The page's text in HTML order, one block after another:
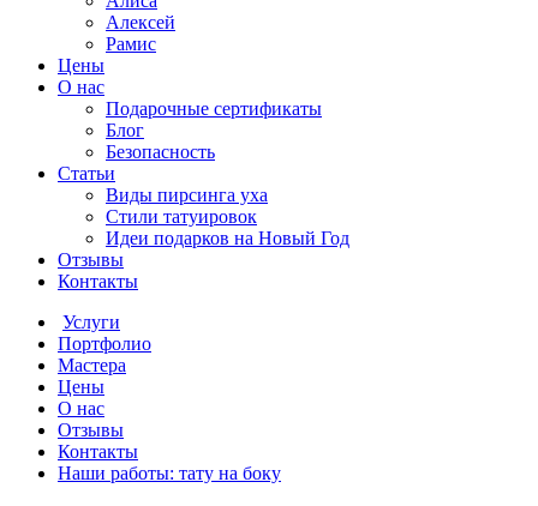
Алексей
Рамис
Цены
О нас
Подарочные сертификаты
Блог
Безопасность
Статьи
Виды пирсинга уха
Стили татуировок
Идеи подарков на Новый Год
Отзывы
Контакты
Услуги
Портфолио
Мастера
Цены
О нас
Отзывы
Контакты
Наши работы: тату на боку